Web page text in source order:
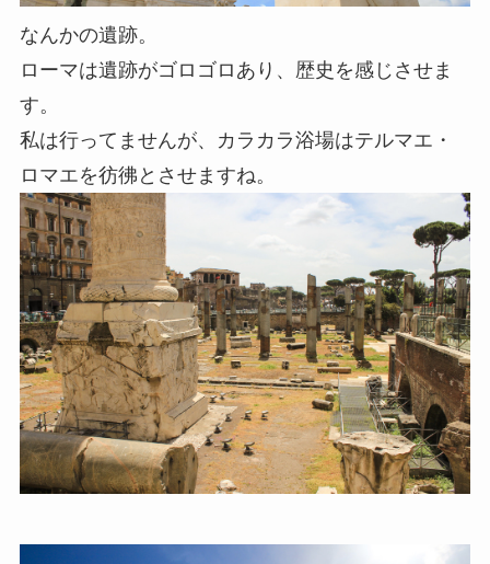
なんかの遺跡。
ローマは遺跡がゴロゴロあり、歴史を感じさせま
す。
私は行ってませんが、カラカラ浴場はテルマエ・
ロマエを彷彿とさせますね。